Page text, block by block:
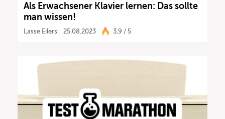
Als Erwachsener Klavier lernen: Das sollte
man wissen!
Lasse Eilers 25.08.2023 3,9 / 5